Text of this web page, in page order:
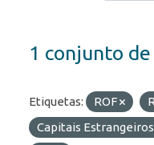
1 conjunto
Etiquetas: ROF
Capitais Estrangeiros